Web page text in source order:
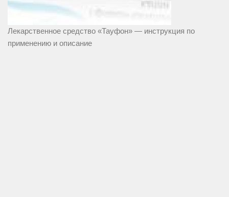
Лекарственное средство «Тауфон» — инструкция по
применению и описание